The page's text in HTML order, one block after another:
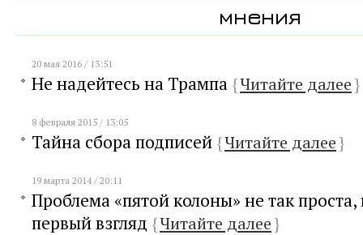
мнения
20 мая 2016 / 13:51
Не надейтесь на Трампа {Читайте далее}
8 февраля 2015 / 13:05
Тайна сбора подписей {Читайте далее}
19 марта 2014 / 20:11
Проблема «пятой колоны» не так проста,
первый взгляд {Читайте далее}